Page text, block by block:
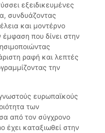
εξειδικευμένες
συνδυάζοντας
και μοντέρνο
έμφαση που δίνει στην
ραφή και λεπτές
την
ευρωπαϊκούς
των
από τον σύγχρονο
έχει καταξιωθεί στην